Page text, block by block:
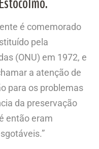
é comemorado
pela
(ONU) em 1972, e
a atenção de
para os problemas
da preservação
então eram